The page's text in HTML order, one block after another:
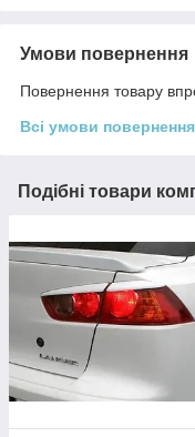
Умови повернення
Повернення товару
Всі умови повернення
Подібні товари